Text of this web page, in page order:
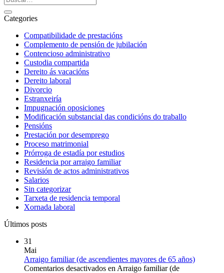
Categories
Compatibilidade de prestacións
Complemento de pensión de jubilación
Contencioso administrativo
Custodia compartida
Dereito ás vacacións
Dereito laboral
Divorcio
Estranxeiría
Impugnación oposiciones
Modificación substancial das condicións do traballo
Pensións
Prestación por desemprego
Proceso matrimonial
Prórroga de estadía por estudios
Residencia por arraigo familiar
Revisión de actos administrativos
Salarios
Sin categorizar
Tarxeta de residencia temporal
Xornada laboral
Últimos posts
31
Mai
Arraigo familiar (de ascendientes mayores de 65 años)
Comentarios desactivados en Arraigo familiar (de